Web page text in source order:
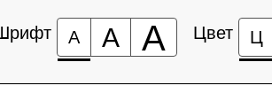
А А А Цвет Ц